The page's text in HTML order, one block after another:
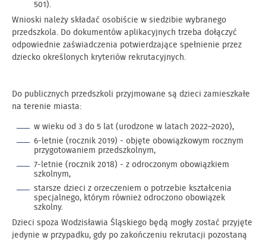
501).
Wnioski należy składać osobiście w siedzibie wybranego
przedszkola. Do dokumentów aplikacyjnych trzeba dołączyć
odpowiednie zaświadczenia potwierdzające spełnienie przez
dziecko określonych kryteriów rekrutacyjnych.
Do publicznych przedszkoli przyjmowane są dzieci zamieszkałe
na terenie miasta:
w wieku od 3 do 5 lat (urodzone w latach 2022–2020),
6-letnie (rocznik 2019) - objęte obowiązkowym rocznym
przygotowaniem przedszkolnym,
7-letnie (rocznik 2018) - z odroczonym obowiązkiem
szkolnym,
starsze dzieci z orzeczeniem o potrzebie kształcenia
specjalnego, którym również odroczono obowiązek
szkolny.
Dzieci spoza Wodzisławia Śląskiego będą mogły zostać przyjęte
jedynie w przypadku, gdy po zakończeniu rekrutacji pozostaną